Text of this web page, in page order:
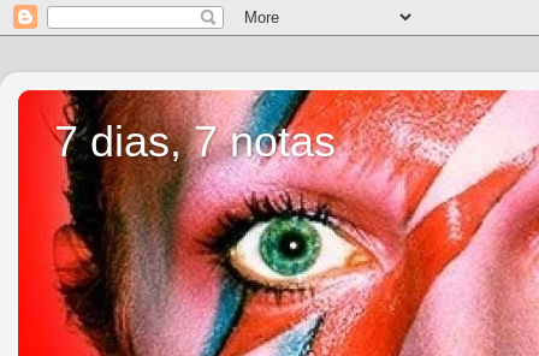
7 dias, 7 notas